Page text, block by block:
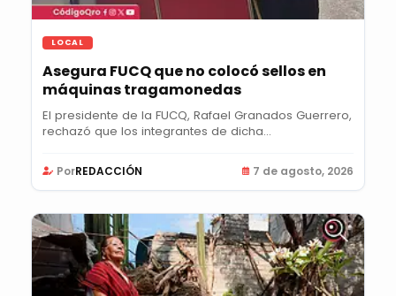
LOCAL
Asegura FUCQ que no colocó sellos en
máquinas tragamonedas
El presidente de la FUCQ, Rafael Granados Guerrero,
rechazó que los integrantes de dicha...
PorREDACCIÓN 7 de agosto, 2026